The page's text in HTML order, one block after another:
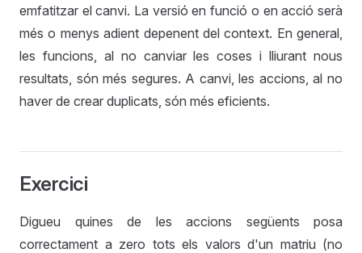
emfatitzar el canvi. La versió en funció o en acció serà
més o menys adient depenent del context. En general,
les funcions, al no canviar les coses i lliurant nous
resultats, són més segures. A canvi, les accions, al no
haver de crear duplicats, són més eficients.
Exercici
Digueu quines de les accions següents posa
correctament a zero tots els valors d'un matriu (no